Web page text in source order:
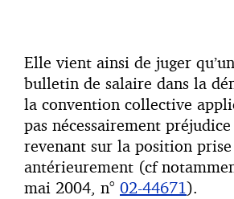
Elle vient ainsi de juger
bulletin de salaire dans la
la convention collective
pas nécessairement
revenant sur la position prise
antérieurement (cf
mai 2004, n° 02-44671).